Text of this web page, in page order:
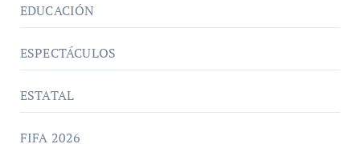
EDUCACIÓN
ESPECTÁCULOS
ESTATAL
FIFA 2026